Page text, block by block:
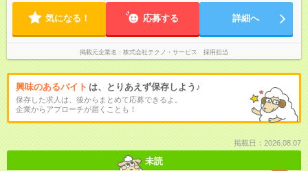
気になる！ 応募する 詳細へ
掲載元企業名 株式会社テクノ・サービス 採用担当
興味のあるバイト は、とりあえず保存しよう♪
保存した求人は、後からまとめて応募できるよ。
企業からアプローチが届くことも！
掲載日：2026.08.07
未読